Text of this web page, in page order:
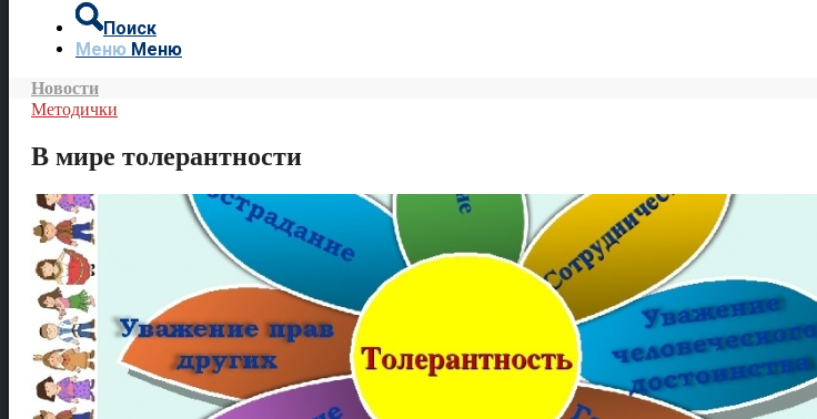
Поиск
Меню Меню
Новости
Методички
В мире толерантности